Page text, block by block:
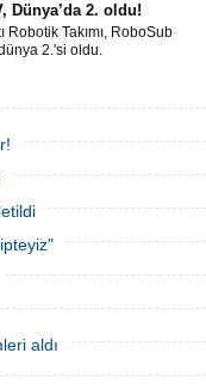
Dünya’da 2. oldu!
Robotik Takımı, RoboSub
2.'si oldu.
aldı